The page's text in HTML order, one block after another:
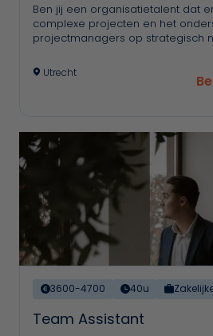
Ben jij een organisatietalent dat
complexe projecten en het
projectmanagers op strategisch
Utrecht
3600-4700 40u
Team Assistant